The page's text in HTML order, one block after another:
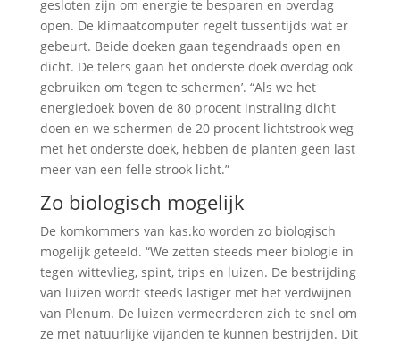
gesloten zijn om energie te besparen en overdag
open. De klimaatcomputer regelt tussentijds wat er
gebeurt. Beide doeken gaan tegendraads open en
dicht. De telers gaan het onderste doek overdag ook
gebruiken om ‘tegen te schermen’. “Als we het
energiedoek boven de 80 procent instraling dicht
doen en we schermen de 20 procent lichtstrook weg
met het onderste doek, hebben de planten geen last
meer van een felle strook licht.”
Zo biologisch mogelijk
De komkommers van kas.ko worden zo biologisch
mogelijk geteeld. “We zetten steeds meer biologie in
tegen wittevlieg, spint, trips en luizen. De bestrijding
van luizen wordt steeds lastiger met het verdwijnen
van Plenum. De luizen vermeerderen zich te snel om
ze met natuurlijke vijanden te kunnen bestrijden. Dit